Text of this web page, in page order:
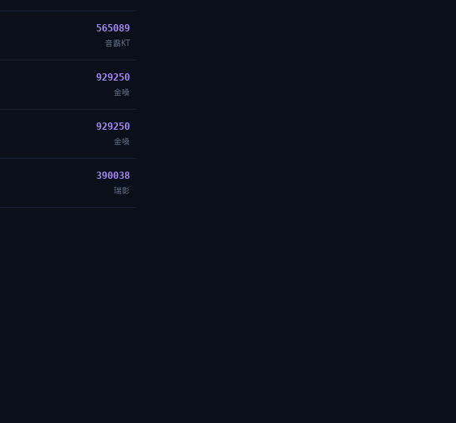
565089
音霸KT
929250
金嗓
929250
金嗓
390038
瑞影